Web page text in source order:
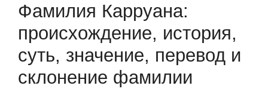
Фамилия Карруана:
происхождение, история,
суть, значение, перевод и
склонение фамилии